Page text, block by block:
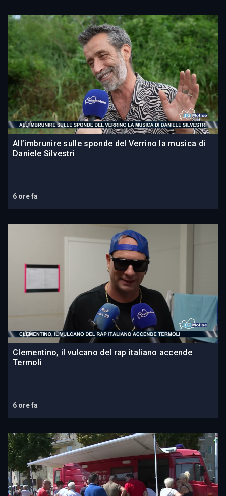
All’imbrunire sulle sponde del Verrino la musica di
Daniele Silvestri
6 ore fa
Clementino, il vulcano del rap italiano accende
Termoli
6 ore fa